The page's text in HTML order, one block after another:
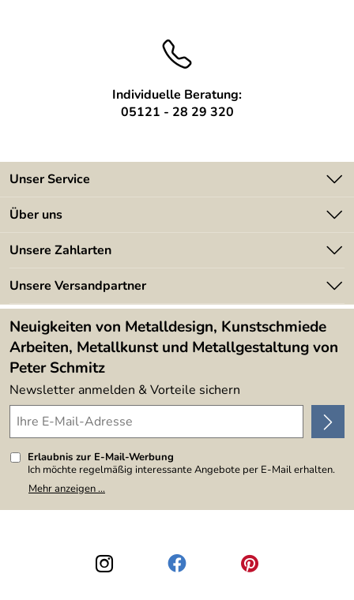
Individuelle Beratung:
05121 - 28 29 320
Unser Service
Kontakt
Kundeninformationen
Newsletter
Lieferbedingungen
Über uns
Angebote
Kundenbewertungen (394)
4,9/5
Unsere Zahlarten
Unsere Versandpartner
Neuigkeiten von Metalldesign, Kunstschmiede
Arbeiten, Metallkunst und Metallgestaltung von
Peter Schmitz
Newsletter anmelden & Vorteile sichern
Erlaubnis zur E-Mail-Werbung
Ich möchte regelmäßig interessante Angebote per E-Mail erhalten.
Meine E-Mail-Adresse wird nicht an andere Unternehmen
weitergegeben. Zu statistischen Zwecken wird in anonymer Form
den Link "Abmelden" am Ende des Newsletters anklicke. Die
Datenschutzerklärung
habe ich zur Kenntnis genommen.
Mehr anzeigen ...